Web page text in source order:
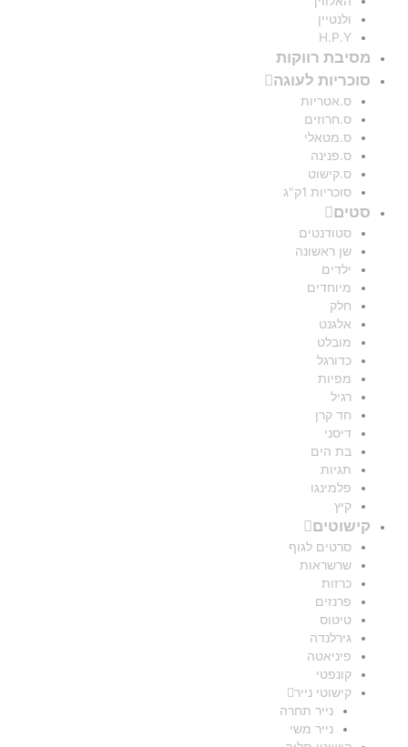
ולנטיין
H.P.Y
מסיבת רווקות
סוכריות לעוגה
ס.אטריות
ס.חרוזים
ס.מטאלי
ס.פנינה
ס.קישוט
סוכריות 1ק"ג
סטים
סטודנטים
שן ראשונה
ילדים
מיוחדים
חלק
אלגנט
מובלט
כדורגל
מפיות
רגיל
חד קרן
דיסני
בת הים
תגיות
פלמינגו
קיץ
קישוטים
סרטים לגוף
שרשראות
כרזות
פרנזים
טיטוס
גירלנדה
פיניאטה
קונפטי
קישוטי נייר
נייר תחרה
נייר משי